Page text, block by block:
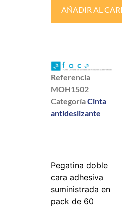
AÑADIR AL
Referencia
MOH1502
CategoríaCinta
antideslizante
Pegatina doble
cara adhesiva
suministrada en
pack de 60